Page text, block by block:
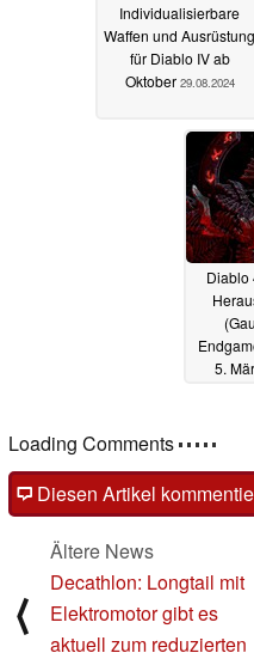
Individualisierbare
Waffen und Ausrüstung
für Diablo IV ab
Oktober 29.08.2024
Diablo
5.
Loading Comments
Diesen Artikel
⟨
Ältere News
Decathlon: Longtail mit
Elektromotor gibt es
aktuell zum reduzierten